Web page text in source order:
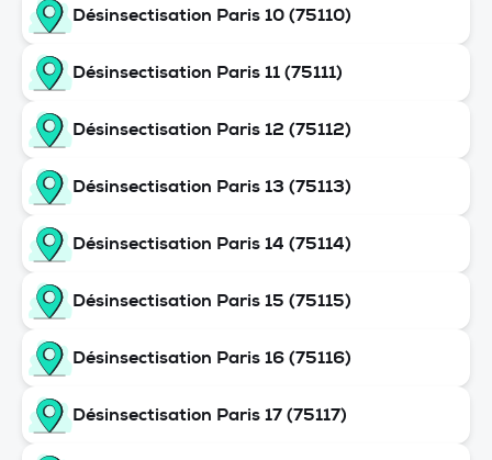
Désinsectisation Paris 10 (75110)
Désinsectisation Paris 11 (75111)
Désinsectisation Paris 12 (75112)
Désinsectisation Paris 13 (75113)
Désinsectisation Paris 14 (75114)
Désinsectisation Paris 15 (75115)
Désinsectisation Paris 16 (75116)
Désinsectisation Paris 17 (75117)